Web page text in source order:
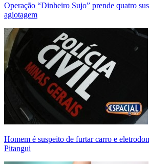
Operação “Dinheiro Sujo” prende quatro
agiotagem
Homem é suspeito de furtar carro e
Pitangui